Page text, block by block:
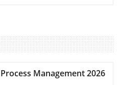
Management 2026